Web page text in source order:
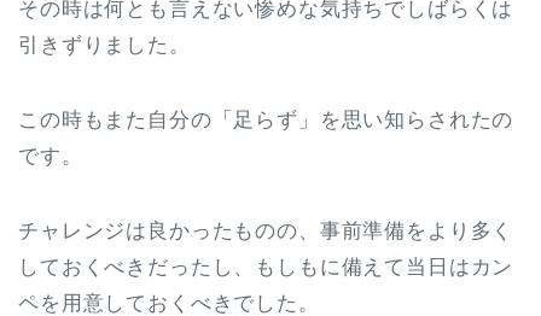
その時は何とも言えない惨めな気持ちでしばらくは
引きずりました。
この時もまた自分の「足らず」を思い知らされたの
です。
チャレンジは良かったものの、事前準備をより多く
しておくべきだったし、もしもに備えて当日はカン
ペを用意しておくべきでした。